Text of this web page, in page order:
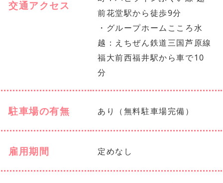
交通アクセス
前花堂駅から徒歩9分
・グループホームこころ水
越：えちぜん鉄道三国芦原線
福大前西福井駅から車で10
分
駐車場の有無 あり（無料駐車場完備）
雇用期間 定めなし